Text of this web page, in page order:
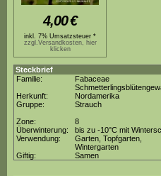
4,00€
inkl. 7% Umsatzsteuer *
zzgl.Versandkosten, hier
klicken
Steckbrief
Familie:
Fabaceae
Herkunft:
Nordamerika
Gruppe:
Strauch
Zone:
8
Überwinterung:
bis zu -10°C mit
Verwendung:
Garten, Topfgarten,
Wintergarten
Giftig:
Samen